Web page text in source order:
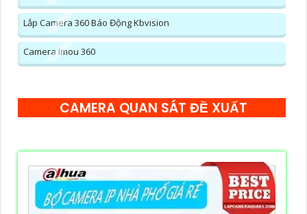
Lắp Camera 360 Báo Động Kbvision
Camera Imou 360
CAMERA QUAN SÁT ĐỀ XUẤT